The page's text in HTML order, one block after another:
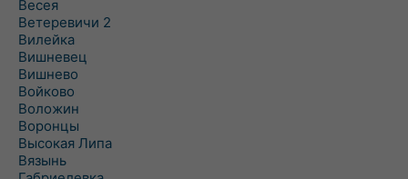
Весея
Ветеревичи 2
Вилейка
Вишневец
Вишнево
Войково
Воложин
Воронцы
Высокая Липа
Вязынь